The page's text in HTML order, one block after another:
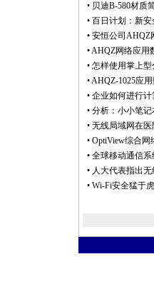
• 贝迪B-580材质
• 百日计划：新
• 安恒公司AHQZ
•AHQZ网络应用
• 怎样使用掌上
•AHQZ-1025应
• 企业如何进行
• 分析：小小笔
• 无线局域网在
• OptiView综合网
• 全球移动通信
• 人大代表指出
• Wi-Fi安全猛于